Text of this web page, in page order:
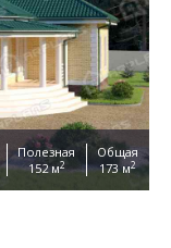
Полезная
152 м2
Общая
173 м2